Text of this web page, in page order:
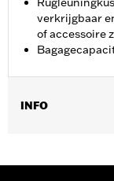
verkrijgbaar
of accessoire
INFO